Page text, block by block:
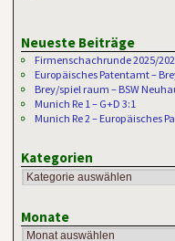
Neueste Beiträge
Firmenschachrunde 2025/
Europäisches Patentamt –
Brey/spiel raum – BSW
Munich Re 1 – G+D 3:1
Munich Re 2 – Europäisches
Kategorien
Monate